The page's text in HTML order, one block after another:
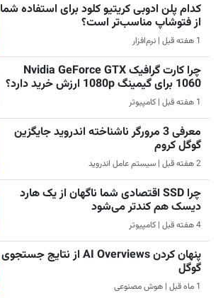
کدام پلن ادوبی کریتیو کلود برای استفاده شما
از فتوشاپ مناسب‌تر است؟
1 هفته قبل | نرم‌افزار
چرا کارت گرافیک Nvidia GeForce GTX
1060 برای گیمینگ 1080p ارزش خرید دارد؟
1 هفته قبل | کامپیوتر
معرفی 3 مرورگر ناشناخته اندروید جایگزین
گوگل کروم
2 هفته قبل | سیستم عامل اندروید
چرا SSD اقتصادی شما ناگهان از یک هارد
دیسک هم کندتر می‌شود
4 هفته قبل | کامپیوتر
پنهان کردن AI Overviews از نتایج جستجوی
گوگل
1 ماه قبل | هوش مصنوعی